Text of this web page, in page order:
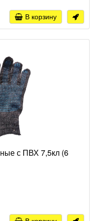
В корзину
с ПВХ 7,5кл (6